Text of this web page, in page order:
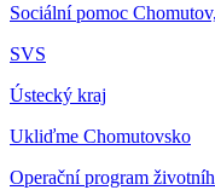
Sociální pomoc
SVS
Ústecký kraj
Ukliďme Chomutovsko
Operační program